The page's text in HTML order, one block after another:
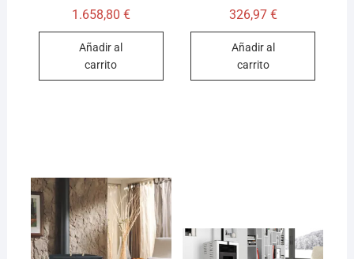
1.658,80 €
Añadir al
carrito
326,97 €
Añadir al
carrito